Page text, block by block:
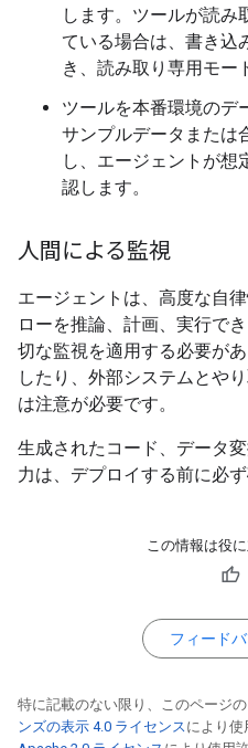
します。ツールが読み
ている場合は、書き込
き、読み取り専用モー
ツールを本番環境のデ
サンプルデータまたは
し、エージェントが想
認します。
人間による監視
エージェントは、高度な自
ローを推論、計画、実行で
切な監視を適用する必要が
したり、外部システムとや
は注意が必要です。
生成されたコード、データ
力は、デプロイする前に必
この情報は役
フィード
特に記載のない限り、このページ
ンズの表示 4.0 ライセンスにより使